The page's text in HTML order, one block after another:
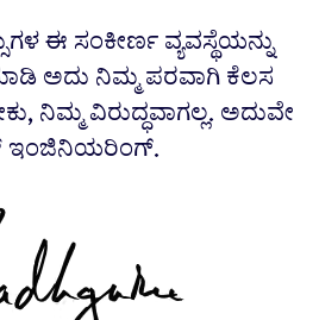
ಈ ಸಂಕೀರ್ಣ ವ್ಯವಸ್ಥೆಯನ್ನು
ಅದು ನಿಮ್ಮ ಪರವಾಗಿ ಕೆಲಸ
ನಿಮ್ಮ ವಿರುದ್ಧವಾಗಲ್ಲ. ಅದುವೇ
ಇಂಜಿನಿಯರಿಂಗ್.